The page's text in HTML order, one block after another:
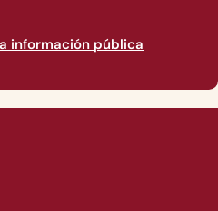
información pública